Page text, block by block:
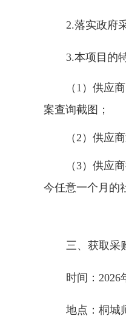
2.落实政府
3.本项目的
（ 1）供应
案查询截图；
（2）供应
（3）供应
今任意一个月的
三、获取采
时间： 2026
地点：桐城